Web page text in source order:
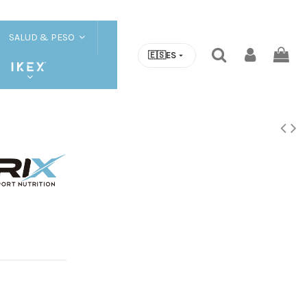
SALUD & PESO
🇪🇸ES